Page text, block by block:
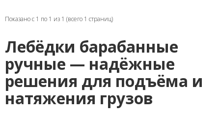
Показано с 1 по 1 из 1 (всего 1 страниц)
Лебёдки барабанные
ручные — надёжные
решения для подъёма и
натяжения грузов